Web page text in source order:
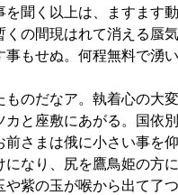
を聞く以上は、ますます
くの間現はれて消える
事もせぬ。何程無料で湧
ものだなア。執着心の大
と座敷にあがる。国依
さまは俄に小さい事を
なり、尻を鷹鳥姫の方
や紫の玉が喉から出て